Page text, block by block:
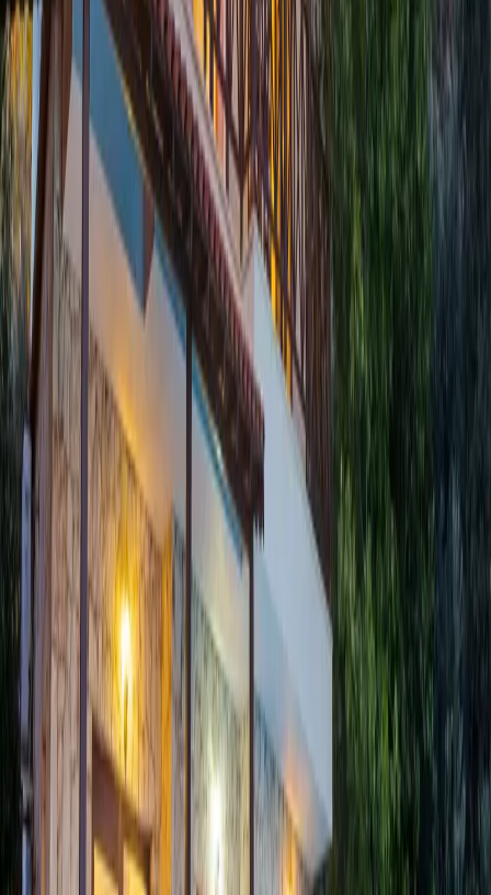
ve sandalye mevcuttur. (Teras Kat)
6.Yatak Odası: Suit klimalı yatak odasıdır. 1 adet tek kişilik yatak
ve klima ve ortak banyo bulunmaktadır. (Teras Kat)
Bahçe;
Özel korunaklı yüzme havuzu, şemsiye, 8 adet şezlong ve
keyifli vakit geçirmenize yardımcı olarak köşk ve barbekümüz
bulunmaktadır. Bakımlı, geniş ve özel bahçede güneşlenme terası
bulunmaktadır.
Başlangıç Fiyatı
₺ 14.860
gecelik en düşük fiyat
başlayan fiyatlarla
Resmi Belge
Kültür ve Turizm Bakanlığı
Belge No:
07-8041
Giriş - Çıkış Tarihi Tarih aralığı seçin
Çocuk
Konaklama Kuralı
Minimum
gece
Hızlı İletişim
+90(242) 844-3312
+90(541) 844-3312
info@tatilvillasi.com.tr
Başlangıç Fiyatı
/geceden